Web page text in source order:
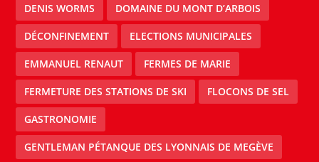
DENIS WORMS DOMAINE DU MONT D’ARBOIS
DÉCONFINEMENT ELECTIONS MUNICIPALES
EMMANUEL RENAUT FERMES DE MARIE
FERMETURE DES STATIONS DE SKI FLOCONS DE SEL
GASTRONOMIE
GENTLEMAN PÉTANQUE DES LYONNAIS DE MEGÈVE